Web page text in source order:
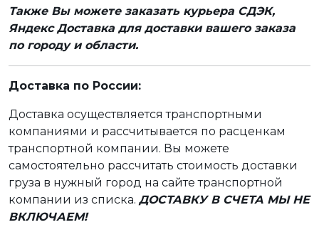
Также Вы можете заказать курьера СДЭК,
Яндекс Доставка для доставки вашего заказа
по городу и области.
Доставка по России:
Доставка осуществляется транспортными
компаниями и рассчитывается по расценкам
транспортной компании. Вы можете
самостоятельно рассчитать стоимость доставки
груза в нужный город на сайте транспортной
компании из списка. ДОСТАВКУ В СЧЕТА МЫ НЕ
ВКЛЮЧАЕМ!